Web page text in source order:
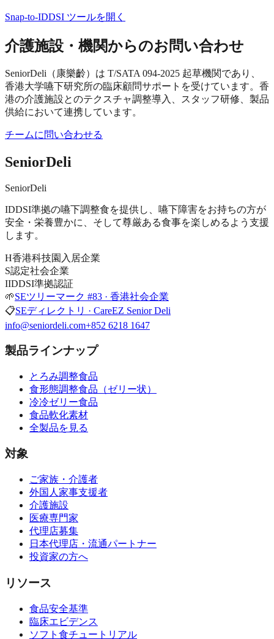
Snap-to-IDDSI ツールを開く
介護施設・機関からのお問い合わせ
SeniorDeli（康樂齡）は T/SATA 094-2025 起草機関であり、
香港大学嚥下研究所の臨床顧問サポートを受けています。香
港の介護施設とのテクスチャ調整導入、スタッフ研修、製品
供給において連携しています。
チームに問い合わせる
SeniorDeli
SeniorDeli
IDDSI準拠の嚥下調整食を提供し、嚥下障害をお持ちの方が
安全・栄養豊かに、そして尊厳ある食事を楽しめるよう支援
します。
H香港科技園入居企業
S認定社会企業
IIDDSI準拠認証
🌱SEツリーマーク #83 · 香港社会企業
📋SEディレクトリ · CareEZ Senior Deli
info@seniordeli.com+852 6218 1647
製品ラインナップ
とろみ調整食品
食形態調整食品（ゼリー状）
冷冷ゼリー食品
食品軟化素材
全製品を見る
対象
ご家族・介護者
外国人家事支援者
介護施設
医療専門家
代理店募集
日本代理店・流通パートナー
投資家の方へ
リソース
食品安全基準
臨床エビデンス
ソフト食チュートリアル